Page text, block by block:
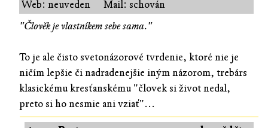
Web: neuveden
Mail: schován
"Člověk je vlastníkem sebe sama."
To je ale čisto svetonázorové tvrdenie, ktoré nie je
ničím lepšie či nadradenejšie iným názorom, trebárs
klasickému kresťanskému "človek si život nedal,
preto si ho nesmie ani vziať"...